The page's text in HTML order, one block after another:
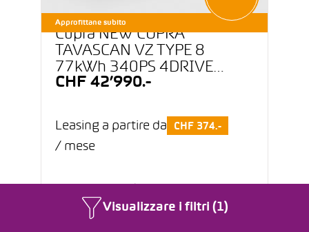
Visualizzare i filtri (1)
Approfittane subito
Cupra NEW CUPRA
TAVASCAN VZ TYPE 8
77kWh 340PS 4DRIVE
(netto)
CHF 42’990.-
Leasing a partire da CHF 374.-
/ mese
Elettrico